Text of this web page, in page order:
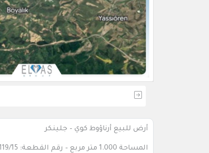
أرض للبيع أرناؤوط كوي – جلينكر
المساحة 1.000 متر مربع – رقم القطعة: 119/15